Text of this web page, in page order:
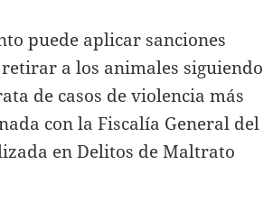
puede aplicar sanciones
a los animales siguiendo
de casos de violencia más
con la Fiscalía General del
en Delitos de Maltrato